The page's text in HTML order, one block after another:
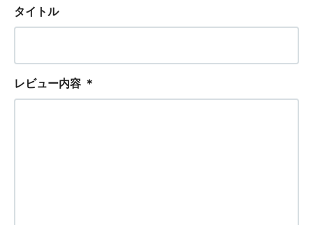
タイトル
レビュー内容 ＊